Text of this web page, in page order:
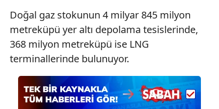
Doğal gaz stokunun 4 milyar 845 milyon
metreküpü yer altı depolama tesislerinde,
368 milyon metreküpü ise LNG
terminallerinde bulunuyor.